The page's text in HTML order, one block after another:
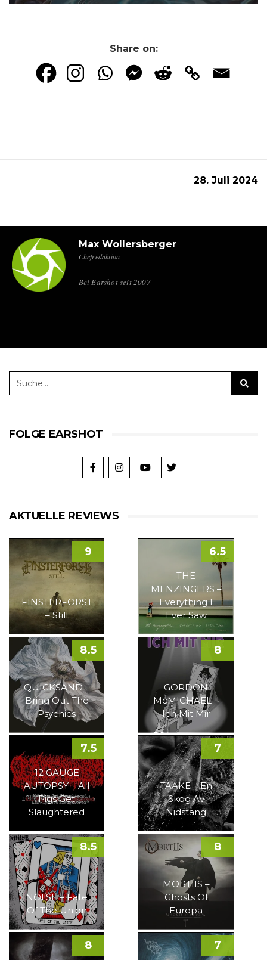
Share on:
28. Juli 2024
Max Wollersberger
Chefredaktion
Bei Earshot seit 2007
FOLGE EARSHOT
AKTUELLE REVIEWS
FINSTERFORST
– Still
9
THE
MENZINGERS –
Everything I
Ever Saw
6.5
QUICKSAND –
Bring Out The
Psychics
8.5
GORDON
McMICHAEL –
Ich Mit Mir
8
12 GAUGE
AUTOPSY – All
Pigs Get
Slaughtered
7.5
TAAKE – En
Skog Av
Nidstang
7
NOI!SE – Fate
Of The Union
8.5
MORTIIS –
Ghosts Of
Europa
8
8 7